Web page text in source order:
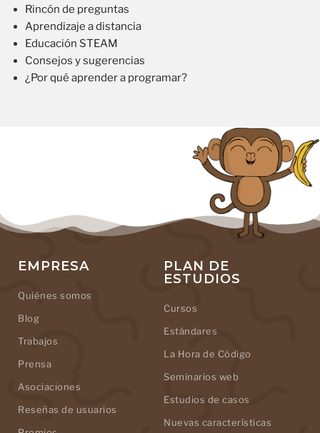
Rincón de preguntas
Aprendizaje a distancia
Educación STEAM
Consejos y sugerencias
¿Por qué aprender a programar?
EMPRESA
Quiénes somos
Blog
Trabajos
Prensa
Asociaciones
Reseñas de usuarios
PLAN DE
ESTUDIOS
Cursos
Estándares
La Hora de Código
Seminarios web
Estudios de casos
Nuevas características